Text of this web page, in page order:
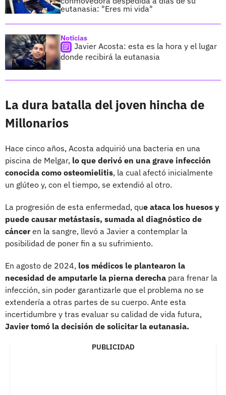
eutanasia: "Eres mi vida"
Noticias
Javier Acosta: esta es la hora y el lugar
donde recibirá la eutanasia
La dura batalla del joven hincha de
Millonarios
Hace cinco años, Acosta adquirió una bacteria en una
piscina de Melgar, lo que derivó en una grave infección
conocida como osteomielitis, la cual afectó inicialmente
un glúteo y, con el tiempo, se extendió al otro.
La progresión de esta enfermedad, que ataca los huesos y
puede causar metástasis, sumada al diagnóstico de
cánceren la sangre, llevó a Javier a contemplar la
posibilidad de poner fin a su sufrimiento.
En agosto de 2024, los médicos le plantearon la
necesidad de amputarle la pierna derecha para frenar la
infección, sin poder garantizarle que el problema no se
extendería a otras partes de su cuerpo. Ante esta
incertidumbre y tras evaluar su calidad de vida futura,
Javier tomó la decisión de solicitar la eutanasia.
PUBLICIDAD